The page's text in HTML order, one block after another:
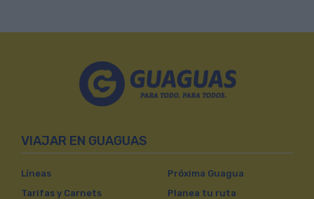
VIAJAR EN GUAGUAS
Líneas
Tarifas y Carnets
Próxima Guagua
Planea tu ruta